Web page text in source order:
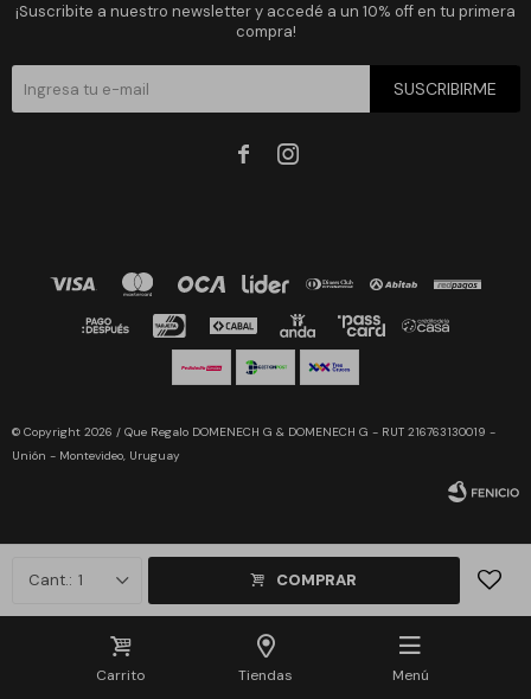
Carrito Tiendas Menú
1 COMPRAR
¡Suscribite a nuestro newsletter y accedé a un 10% off en tu primera
compra!
SUSCRIBIRME
 
© Copyright 2026 / Que Regalo DOMENECH G & DOMENECH G - RUT 216763130019 -
Unión - Montevideo, Uruguay